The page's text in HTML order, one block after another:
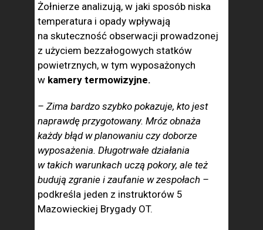
Żołnierze analizują, w jaki sposób niska
temperatura i opady wpływają
na skuteczność obserwacji prowadzonej
z użyciem bezzałogowych statków
powietrznych, w tym wyposażonych
w kamery termowizyjne.
– Zima bardzo szybko pokazuje, kto jest
naprawdę przygotowany. Mróz obnaża
każdy błąd w planowaniu czy doborze
wyposażenia. Długotrwałe działania
w takich warunkach uczą pokory, ale też
budują zgranie i zaufanie w zespołach –
podkreśla jeden z instruktorów 5
Mazowieckiej Brygady OT.